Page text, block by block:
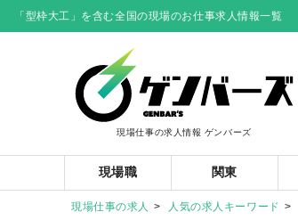
「型枠大工」を含む全国の現場のお仕事求人情報一覧
現場仕事の求人情報 ゲンバーズ
現場職 関東
現場仕事の求人 人気の求人キーワード